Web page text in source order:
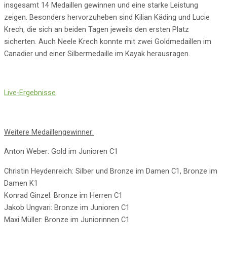
insgesamt 14 Medaillen gewinnen und eine starke Leistung
zeigen. Besonders hervorzuheben sind Kilian Käding und Lucie
Krech, die sich an beiden Tagen jeweils den ersten Platz
sicherten. Auch Neele Krech konnte mit zwei Goldmedaillen im
Canadier und einer Silbermedaille im Kayak herausragen.
Live-Ergebnisse
Weitere Medaillengewinner:
Anton Weber: Gold im Junioren C1
Christin Heydenreich: Silber und Bronze im Damen C1, Bronze im
Damen K1
Konrad Ginzel: Bronze im Herren C1
Jakob Ungvari: Bronze im Junioren C1
Maxi Müller: Bronze im Juniorinnen C1